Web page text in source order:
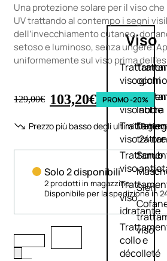
Viso
viso giorno
viso notte
viso 24 ore
viso
viso
idratante
collo e
décolleté
occhi
labbra
Scrub
Sieri
viso
Una protezione solare per il viso
UV trattando al contempo i segni
dell’invecchiamento cutaneo,
setoso e luminoso, senza ungere.
uniformemente sul viso prima
129,00€ 103,20€ PROMO -20%
Prezzo più basso degli ultimi 30
Solo 2 disponibili
2 prodotti in magazzino
Disponibile per la spedizione in